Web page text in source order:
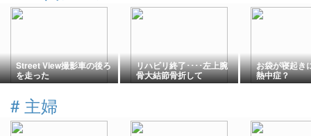
Street View撮影車の後ろ
を走った
リハビリ終了････左上腕
骨大結節骨折して
お袋が寝起
熱中症？
# 主婦